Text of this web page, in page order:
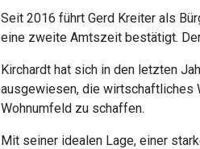
Seit 2016 führt Gerd Kreiter als
eine zweite Amtszeit bestätigt.
Kirchardt hat sich in den letzten
ausgewiesen, die wirtschaftliches
Wohnumfeld zu schaffen.
Mit seiner idealen Lage, einer